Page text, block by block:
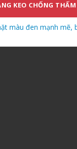
KEO CHỐNG THẤM
màu đen mạnh mẽ,